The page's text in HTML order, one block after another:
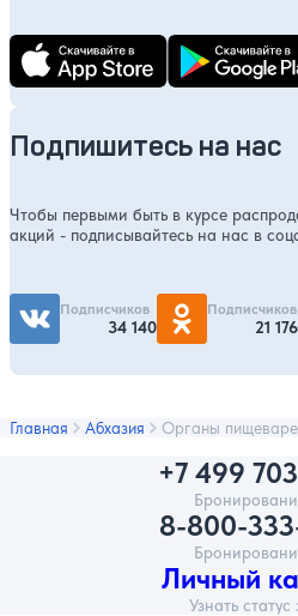
Подпишитесь на нас
Чтобы первыми быть в курсе
акций - подписывайтесь на нас в
Подписчиков
34 140
Подписчиков
21 176
Главная Абхазия Органы
+7 499
8-800-
Личный
Узнать статус